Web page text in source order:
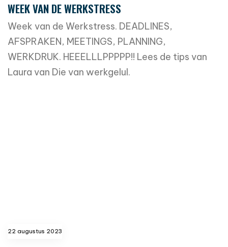
WEEK VAN DE WERKSTRESS
Week van de Werkstress. DEADLINES,
AFSPRAKEN, MEETINGS, PLANNING,
WERKDRUK. HEEELLLPPPPP!! Lees de tips van
Laura van Die van werkgelul.
22 augustus 2023